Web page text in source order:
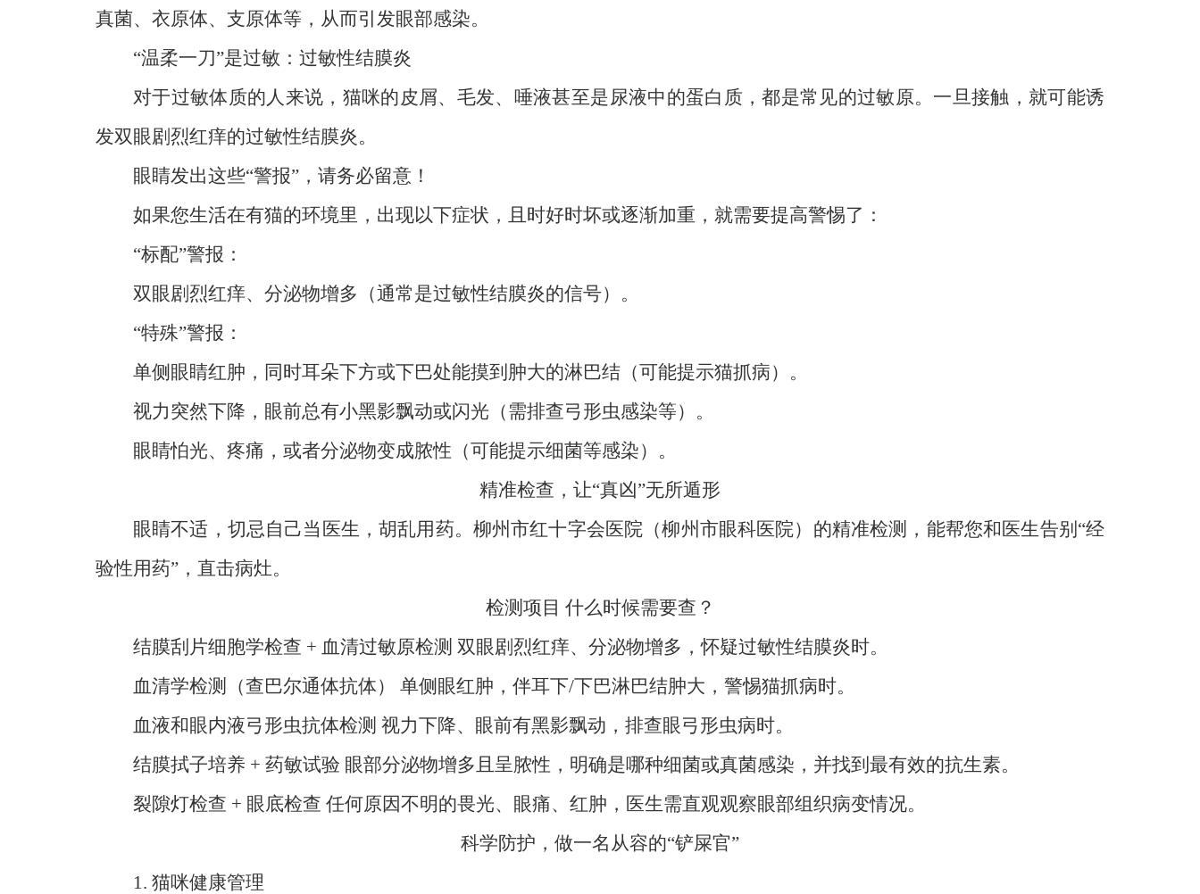
真菌、衣原体、支原体等，从而引发眼部感染。
“温柔一刀”是过敏：过敏性结膜炎
对于过敏体质的人来说，猫咪的皮屑、毛发、唾液甚至是尿液中的蛋白质，都是常见的过敏原。一旦接触，就可能诱
发双眼剧烈红痒的过敏性结膜炎。
眼睛发出这些“警报”，请务必留意！
如果您生活在有猫的环境里，出现以下症状，且时好时坏或逐渐加重，就需要提高警惕了：
“标配”警报：
双眼剧烈红痒、分泌物增多（通常是过敏性结膜炎的信号）。
“特殊”警报：
单侧眼睛红肿，同时耳朵下方或下巴处能摸到肿大的淋巴结（可能提示猫抓病）。
视力突然下降，眼前总有小黑影飘动或闪光（需排查弓形虫感染等）。
眼睛怕光、疼痛，或者分泌物变成脓性（可能提示细菌等感染）。
精准检查，让“真凶”无所遁形
眼睛不适，切忌自己当医生，胡乱用药。柳州市红十字会医院（柳州市眼科医院）的精准检测，能帮您和医生告别“经
验性用药”，直击病灶。
检测项目 什么时候需要查？
结膜刮片细胞学检查 + 血清过敏原检测 双眼剧烈红痒、分泌物增多，怀疑过敏性结膜炎时。
血清学检测（查巴尔通体抗体） 单侧眼红肿，伴耳下/下巴淋巴结肿大，警惕猫抓病时。
血液和眼内液弓形虫抗体检测 视力下降、眼前有黑影飘动，排查眼弓形虫病时。
结膜拭子培养 + 药敏试验 眼部分泌物增多且呈脓性，明确是哪种细菌或真菌感染，并找到最有效的抗生素。
裂隙灯检查 + 眼底检查 任何原因不明的畏光、眼痛、红肿，医生需直观观察眼部组织病变情况。
科学防护，做一名从容的“铲屎官”
1. 猫咪健康管理